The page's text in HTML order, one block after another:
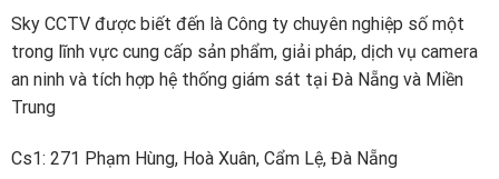
Sky CCTV được biết đến là Công ty chuyên nghiệp số một
trong lĩnh vực cung cấp sản phẩm, giải pháp, dịch vụ camera
an ninh và tích hợp hệ thống giám sát tại Đà Nẵng và Miền
Trung
Cs1: 271 Phạm Hùng, Hoà Xuân, Cẩm Lệ, Đà Nẵng